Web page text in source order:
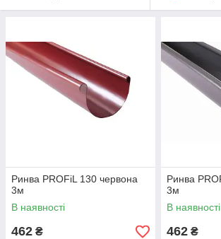
Ринва PROFiL 130 червона
3м
В наявності
462 ₴
Ринва
3м
В наявності
462 ₴